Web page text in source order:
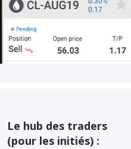
Le hub des traders
(pour les initiés) :